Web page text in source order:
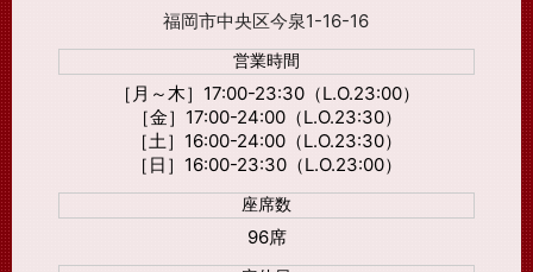
福岡市中央区今泉1-16-16
営業時間
［月～木］17:00-23:30（L.O.23:00）
［金］17:00-24:00（L.O.23:30）
［土］16:00-24:00（L.O.23:30）
［日］16:00-23:30（L.O.23:00）
座席数
96席